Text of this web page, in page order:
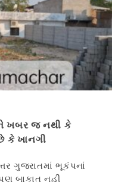
ખબર જ નથી કે
કે ખાનગી